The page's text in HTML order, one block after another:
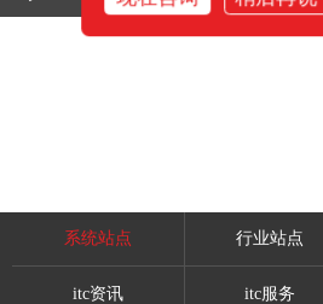
系统站点 行业站点
itc资讯 itc服务